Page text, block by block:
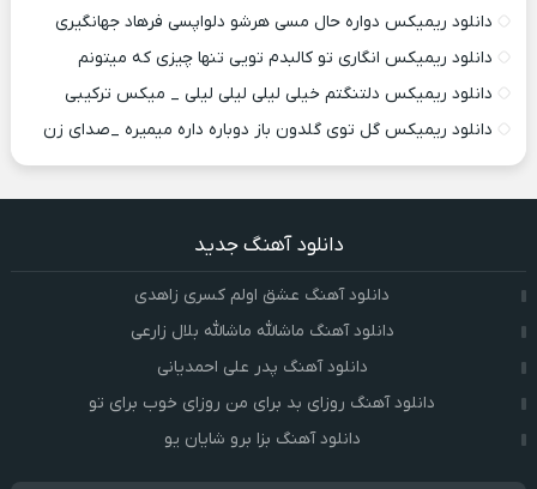
دانلود ریمیکس دواره حال مسی هرشو دلواپسی فرهاد جهانگیری
دانلود ریمیکس انگاری تو کالبدم تویی تنها چیزی که میتونم
دانلود ریمیکس دلتنگتم خیلی لیلی لیلی لیلی _ میکس ترکیبی
دانلود ریمیکس گل توی گلدون باز دوباره داره میمیره _صدای زن
دانلود آهنگ جدید
دانلود آهنگ عشق اولم کسری زاهدی
دانلود آهنگ ماشالله ماشالله بلال زارعی
دانلود آهنگ پدر علی احمدیانی
دانلود آهنگ روزای بد برای من روزای خوب برای تو
دانلود آهنگ بزا برو شایان یو